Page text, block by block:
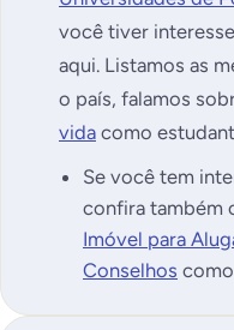
você tiver
aqui. Listamos as
o país, falamos
vida como
Se você tem
confira também
Imóvel para
Conselhos